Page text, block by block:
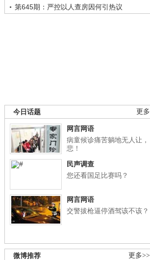
第645期：严控以人查房因何引热议
更多
今日话题
网言网语
病童候诊痛苦躺地无人让，
悲！
民声调查
您还看国足比赛吗？
网言网语
交警拔枪逼停酒驾该不该？
更多>>
微博推荐